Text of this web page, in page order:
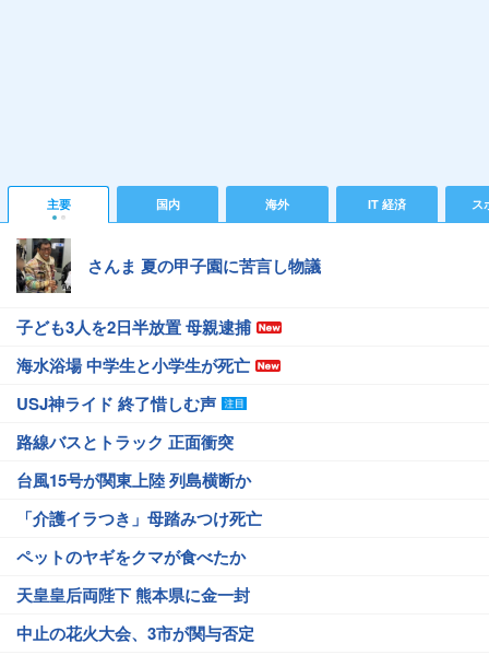
主要 国内 海外 IT 経済 ス
さんま 夏の甲子園に苦言し物議
子ども3人を2日半放置 母親逮捕
海水浴場 中学生と小学生が死亡
USJ神ライド 終了惜しむ声
路線バスとトラック 正面衝突
台風15号が関東上陸 列島横断か
「介護イラつき」母踏みつけ死亡
ペットのヤギをクマが食べたか
天皇皇后両陛下 熊本県に金一封
中止の花火大会、3市が関与否定